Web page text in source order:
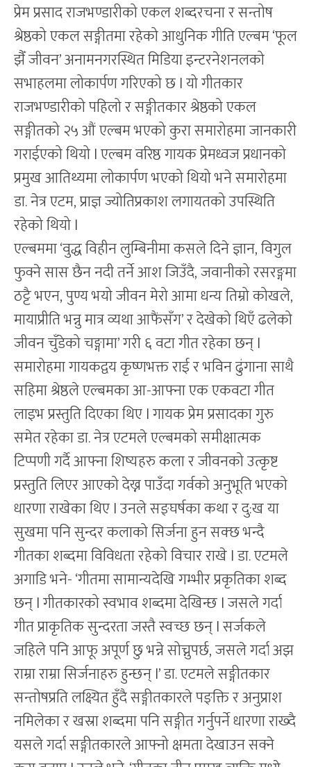
प्रेम प्रसाद राजभण्डारीको एकल शब्दरचना र सन्तोष
श्रेष्ठको एकल सङ्गीतमा रहेको आधुनिक गीति एल्बम ‘फूल
झैँ जीवन’ अनामनगरस्थित मिडिया इन्टरनेशनलको
सभाहलमा लोकार्पण गरिएको छ l यो गीतकार
राजभण्डारीको पहिलो र सङ्गीतकार श्रेष्ठको एकल
सङ्गीतको २५ औं एल्बम भएको कुरा समारोहमा जानकारी
गराईएको थियो l एल्बम वरिष्ठ गायक प्रेमध्वज प्रधानको
प्रमुख आतिथ्यमा लोकार्पण भएको थियो भने समारोहमा
डा. नेत्र एटम, प्राज्ञ ज्योतिप्रकाश लगायतको उपस्थिति
रहेको थियो l
एल्बममा ‘वुद्ध विहीन लुम्बिनीमा कसले दिने ज्ञान, विगुल
फुक्ने सास छैन नदी तर्ने आश जिउँदै, जवानीको रसरङ्गमा
ठट्टै भएन, पुण्य भयो जीवन मेरो आमा धन्य तिम्रो कोखले,
मायाप्रीति भन्नु मात्र व्यथा आफैंसँग’ र देखेको थिएँ ढलेको
जीवन चुँडेको चङ्गामा’ गरी ६ वटा गीत रहेका छन् l
समारोहमा गायकद्वय कृष्णभक्त राई र भविन ढुंगाना साथै
सहिमा श्रेष्ठले एल्बमका आ-आफ्ना एक एकवटा गीत
लाइभ प्रस्तुति दिएका थिए l गायक प्रेम प्रसादका गुरु
समेत रहेका डा. नेत्र एटमले एल्बमको समीक्षात्मक
टिप्पणी गर्दै आफ्ना शिष्यहरु कला र जीवनको उत्कृष्ट
प्रस्तुति लिएर आएको देख्न पाउँदा गर्वको अनुभूति भएको
धारणा राखेका थिए l उनले सङ्घर्षका कथा र दु:ख या
सुखमा पनि सुन्दर कलाको सिर्जना हुन सक्छ भन्दै
गीतका शब्दमा विविधता रहेको विचार राखे l डा. एटमले
अगाडि भने- ‘गीतमा सामान्यदेखि गम्भीर प्रकृतिका शब्द
छन् l गीतकारको स्वभाव शब्दमा देखिन्छ l जसले गर्दा
गीत प्राकृतिक सुन्दरता जस्तै स्वच्छ छन् l सर्जकले
जहिले पनि आफू अपूर्ण छु भन्ने सोच्नुपर्छ, जसले गर्दा अझ
राम्रा राम्रा सिर्जनाहरु हुन्छन् l’ डा. एटमले सङ्गीतकार
सन्तोषप्रति लक्ष्यित हुँदै सङ्गीतकारले पङ्क्ति र अनुप्राश
नमिलेका र खस्रा शब्दमा पनि सङ्गीत गर्नुपर्ने धारणा राख्दै
यसले गर्दा सङ्गीतकारले आफ्नो क्षमता देखाउन सक्ने